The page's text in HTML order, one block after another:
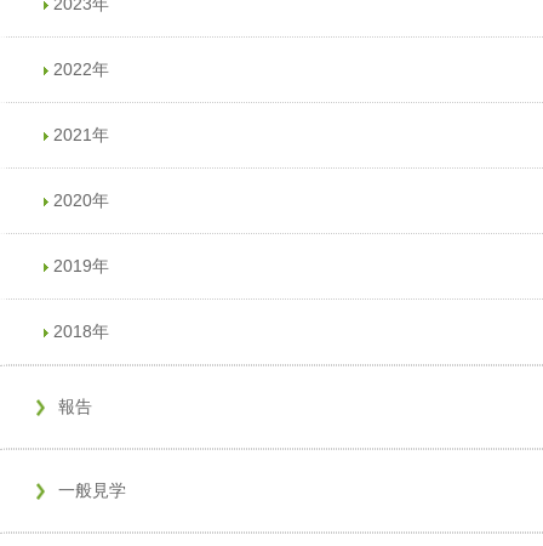
2023年
2022年
2021年
2020年
2019年
2018年
報告
一般見学